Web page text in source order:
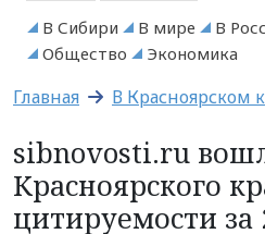
В Сибири В мире В
Общество
Экономика
Главная В Красноярском
sibnovosti.ru
Красноярского
цитируемости за